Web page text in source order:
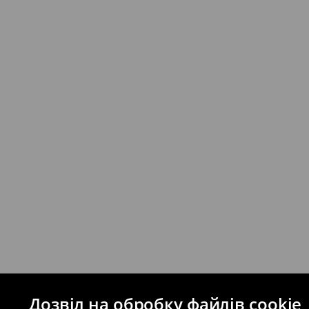
Дозвіл на обробку файлів cookie